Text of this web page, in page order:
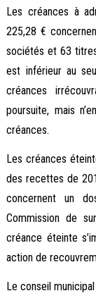
Les créances à
225,28 €
sociétés et 63
est inférieur au
créances
poursuite, mais
créances.
Les créances
des recettes de
concernent un
Commission de
créance éteinte
action de
Le conseil